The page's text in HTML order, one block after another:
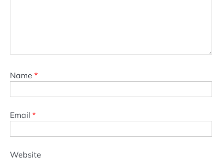
Name *
Email *
Website